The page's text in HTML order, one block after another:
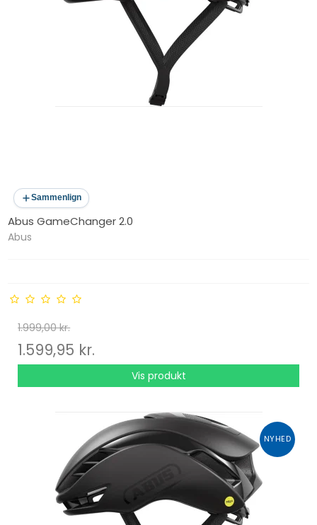
Sammenlign
Abus GameChanger 2.0
Abus
1.999,00 kr.
1.599,95 kr.
Vis produkt
NYHED